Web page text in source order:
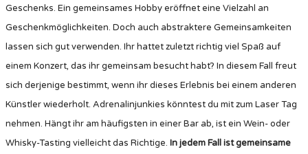
Geschenks. Ein gemeinsames Hobby eröffnet eine Vielzahl an
Geschenkmöglichkeiten. Doch auch abstraktere Gemeinsamkeiten
lassen sich gut verwenden. Ihr hattet zuletzt richtig viel Spaß auf
einem Konzert, das ihr gemeinsam besucht habt? In diesem Fall freut
sich derjenige bestimmt, wenn ihr dieses Erlebnis bei einem anderen
Künstler wiederholt. Adrenalinjunkies könntest du mit zum Laser Tag
nehmen. Hängt ihr am häufigsten in einer Bar ab, ist ein Wein- oder
Whisky-Tasting vielleicht das Richtige. In jedem Fall ist gemeinsame